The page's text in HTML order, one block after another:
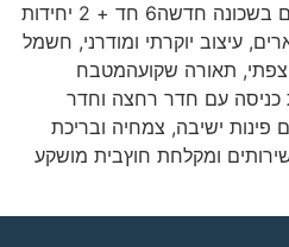
למכירה דו משפחתי בן 3 שנים בשכונה חדשה6 חד + 2 יחידות
עיצוב יוקרתי ומודרני, חשמל
תאורה שקועהמטבח
כניסה עם חדר רחצה וחדר
פינות ישיבה, צמחיה ובריכת
שירותים ומקלחת חוץבית מושקע